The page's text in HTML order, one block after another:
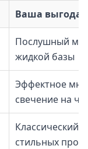
Ваша выгода
Послушный
жидкой базы
Эффектное
свечение на
Классический
стильных